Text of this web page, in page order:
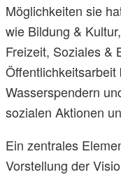
Möglichkeiten sie
wie Bildung &
Freizeit, Soziales &
Wasserspendern
sozialen Aktionen
Ein zentrales
Vorstellung der